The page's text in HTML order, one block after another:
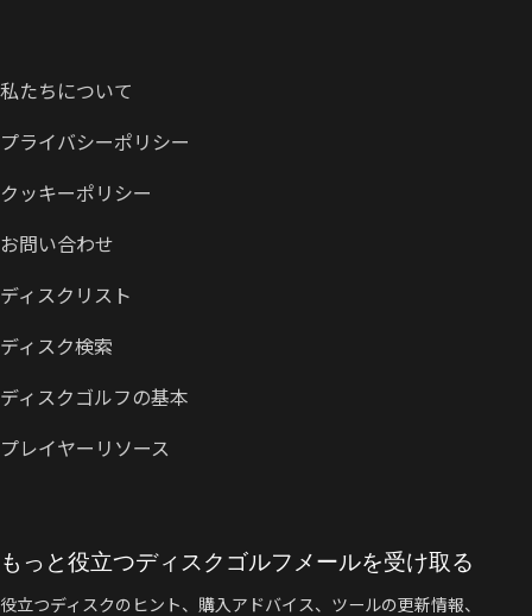
私たちについて
プライバシーポリシー
クッキーポリシー
お問い合わせ
ディスクリスト
ディスク検索
ディスクゴルフの基本
プレイヤーリソース
もっと役立つディスクゴルフメールを受け取る
役立つディスクのヒント、購入アドバイス、ツールの更新情報、